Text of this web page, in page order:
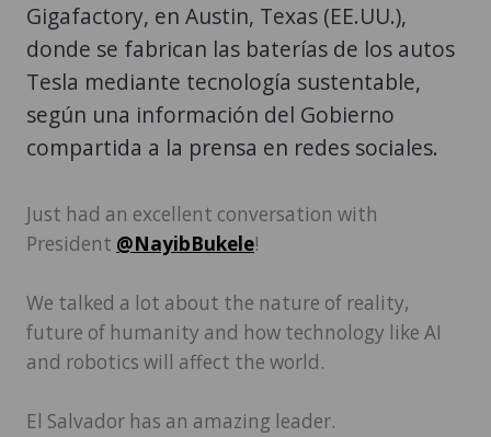
Gigafactory, en Austin, Texas (EE.UU.),
donde se fabrican las baterías de los autos
Tesla mediante tecnología sustentable,
según una información del Gobierno
compartida a la prensa en redes sociales.
Just had an excellent conversation with
President @NayibBukele!
We talked a lot about the nature of reality,
future of humanity and how technology like AI
and robotics will affect the world.
El Salvador has an amazing leader.